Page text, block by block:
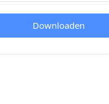
Downloaden